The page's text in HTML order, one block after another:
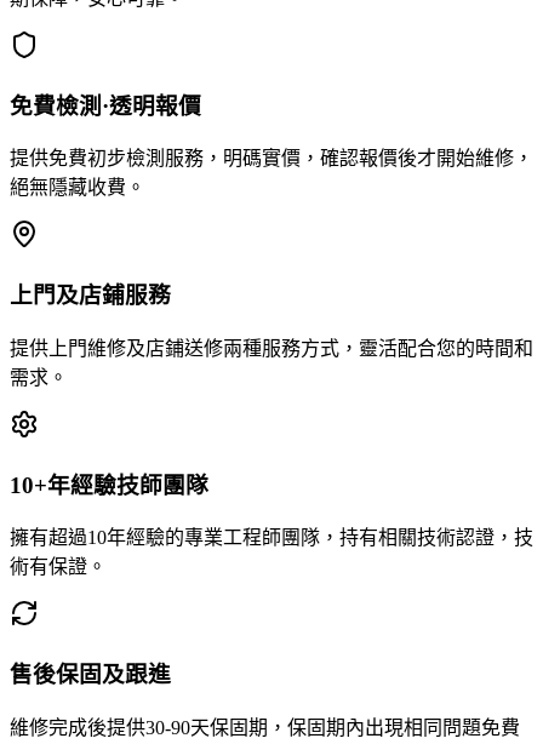
免費檢測·透明報價
提供免費初步檢測服務，明碼實價，確認報價後才開始維修，
絕無隱藏收費。
上門及店鋪服務
提供上門維修及店鋪送修兩種服務方式，靈活配合您的時間和
需求。
10+年經驗技師團隊
擁有超過10年經驗的專業工程師團隊，持有相關技術認證，技
術有保證。
售後保固及跟進
維修完成後提供30-90天保固期，保固期內出現相同問題免費